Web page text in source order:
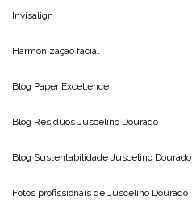
Invisalign
Harmonização facial
Blog Paper Excellence
Blog Resíduos Juscelino Dourado
Blog Sustentabilidade Juscelino Dourado
Fotos profissionais de Juscelino Dourado